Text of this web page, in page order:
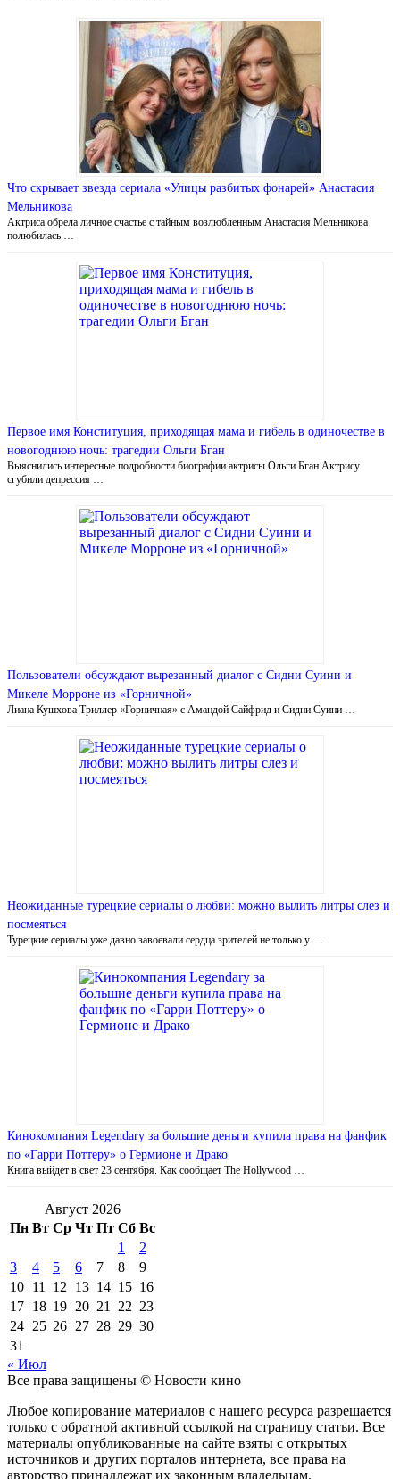
Что скрывает звезда сериала «Улицы разбитых фонарей» Анастасия
Мельникова
Актриса обрела личное счастье с тайным возлюбленным Анастасия Мельникова
полюбилась …
Первое имя Конституция, приходящая мама и гибель в одиночестве в
новогоднюю ночь: трагедии Ольги Бган
Выяснились интересные подробности биографии актрисы Ольги Бган Актрису
сгубили депрессия …
Пользователи обсуждают вырезанный диалог с Сидни Суини и
Микеле Морроне из «Горничной»
Лиана Кушхова Триллер «Горничная» с Амандой Сайфрид и Сидни Суини …
Неожиданные турецкие сериалы о любви: можно вылить литры слез и
посмеяться
Турецкие сериалы уже давно завоевали сердца зрителей не только у …
Кинокомпания Legendary за большие деньги купила права на фанфик
по «Гарри Поттеру» о Гермионе и Драко
Книга выйдет в свет 23 сентября. Как сообщает The Hollywood …
Август 2026
Пн Вт Ср Чт Пт Сб Вс
1
2
3
4 5 6 7 8
9
10 11 12 13 14 15 16
17 18 19 20 21 22 23
24 25 26 27 28 29 30
31
« Июл
Все права защищены © Новости кино
Любое копирование материалов с нашего ресурса разрешается
только с обратной активной ссылкой на страницу статьи. Все
материалы опубликованные на сайте взяты с открытых
источников и других порталов интернета, все права на
авторство принадлежат их законным владельцам.